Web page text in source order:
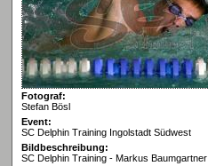
Fotograf:
Stefan Bösl
Event:
SC Delphin Training Ingolstadt Südwest
Bildbeschreibung:
SC Delphin Training - Markus Baumgartner